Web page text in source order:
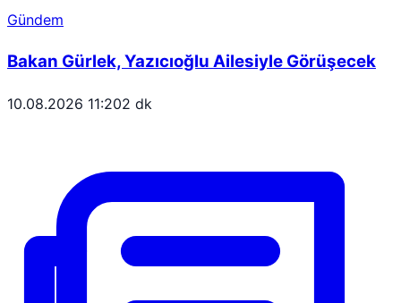
Gündem
Bakan Gürlek, Yazıcıoğlu Ailesiyle Görüşecek
10.08.2026 11:202 dk